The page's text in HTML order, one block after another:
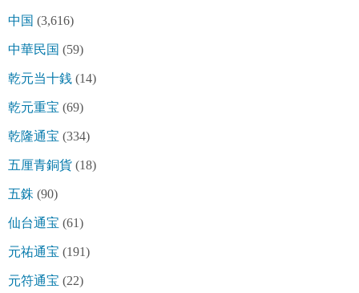
中国 (3,616)
中華民国 (59)
乾元当十銭 (14)
乾元重宝 (69)
乾隆通宝 (334)
五厘青銅貨 (18)
五銖 (90)
仙台通宝 (61)
元祐通宝 (191)
元符通宝 (22)